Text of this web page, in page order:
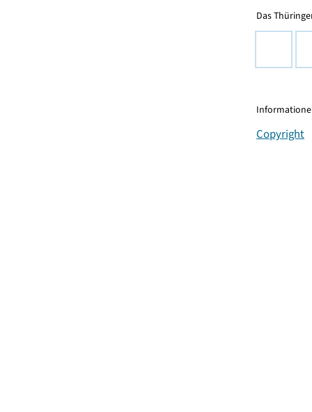
Das
Copyright